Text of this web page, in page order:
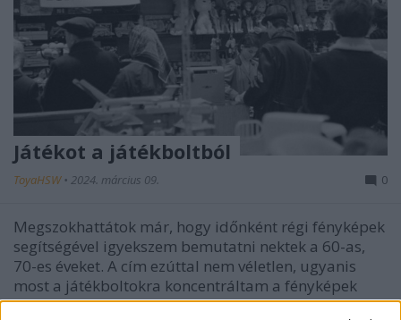
Játékot a játékboltból
ToyaHSW • 2024. március 09. 0
Megszokhattátok már, hogy időnként régi fényképek
segítségével igyekszem bemutatni nektek a 60-as,
70-es éveket. A cím ezúttal nem véletlen, ugyanis
most a játékboltokra koncentráltam a fényképek
keresése során és a Fortepan archívuma kiváló